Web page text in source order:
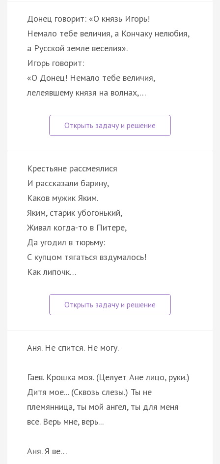
Донец говорит: «О князь Игорь!
Немало тебе величия, а Кончаку нелюбия,
а Русской земле веселия».
Игорь говорит:
«О Донец! Немало тебе величия,
лелеявшему князя на волнах,…
Крестьяне рассмеялися
И рассказали барину,
Каков мужик Яким.
Яким, старик убогонький,
Живал когда-то в Питере,
Да угодил в тюрьму:
С купцом тягаться вздумалось!
Как липочк…
Аня. Не спится. Не могу.
Гаев. Крошка моя. (Целует Ане лицо, руки.)
Дитя мое... (Сквозь слезы.) Ты не
племянница, ты мой ангел, ты для меня
все. Верь мне, верь...
Аня. Я ве…